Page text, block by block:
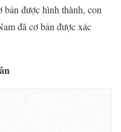
được hình thành, con
đã cơ bản được xác